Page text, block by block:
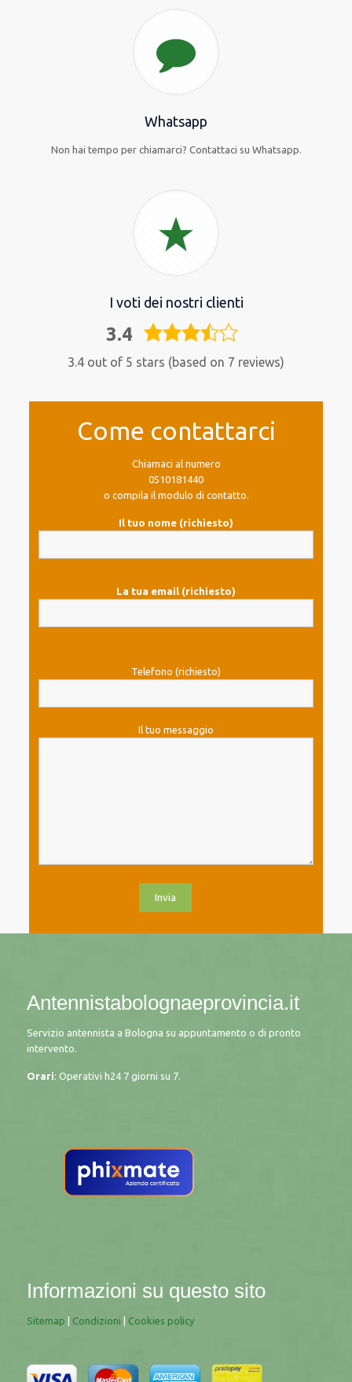
Whatsapp
Non hai tempo per chiamarci? Contattaci su Whatsapp.
I voti dei nostri clienti
3.4
3,4
3.4 out of 5 stars (based on 7 reviews)
Come contattarci
Chiamaci al numero
0510181440
o compila il modulo di contatto.
Il tuo nome (richiesto)
La tua email (richiesto)
Telefono (richiesto)
Il tuo messaggio
Antennistabolognaeprovincia.it
Servizio antennista a Bologna su appuntamento o di pronto
intervento.
Orari: Operativi h24 7 giorni su 7.
Informazioni su questo sito
Sitemap Condizioni Cookies policy